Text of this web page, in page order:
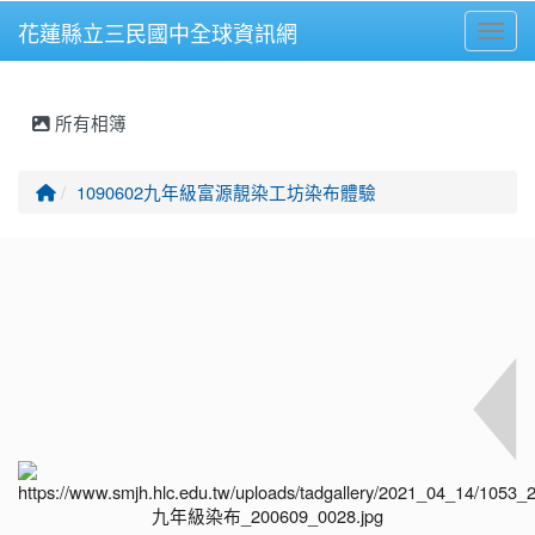
⏸
花蓮縣立三民國中全球資訊網
所有相簿
回首頁
1090602九年級富源靚染工坊染布體驗